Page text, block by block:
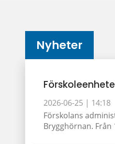
Nyheter
2026-06-25 | 14:18
Förskolans
Brygghörnan.